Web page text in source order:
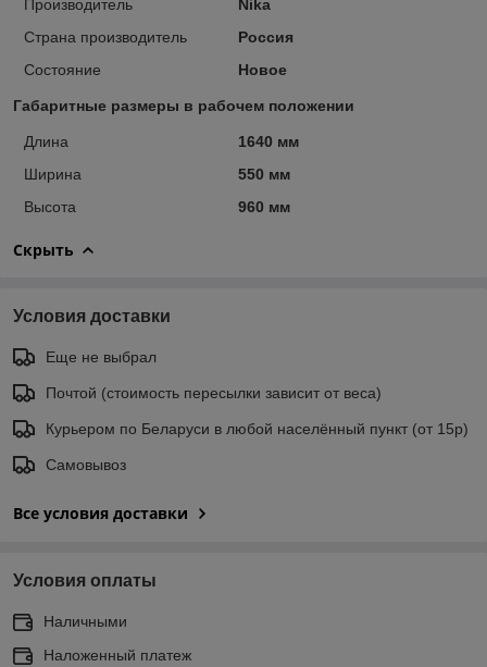
Производитель
Nika
Страна производитель
Россия
Состояние
Новое
Габаритные размеры в рабочем положении
Длина
1640 мм
Ширина
550 мм
Высота
960 мм
Скрыть
Условия доставки
Еще не выбрал
Почтой (стоимость пересылки зависит от веса)
Курьером по Беларуси в любой населённый пункт (от 15р)
Самовывоз
Все условия доставки
Условия оплаты
Наличными
Наложенный платеж